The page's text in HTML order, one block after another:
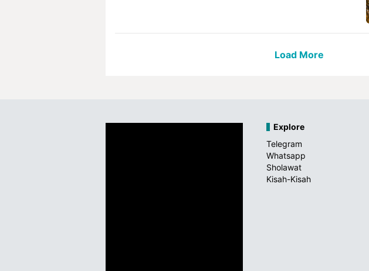
Load More
Explore
Telegram
Whatsapp
Sholawat
Kisah-Kisah